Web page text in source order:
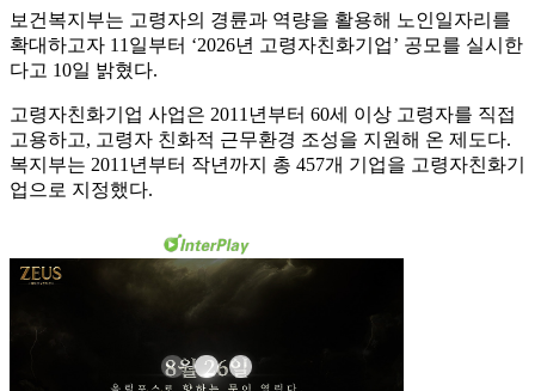
보건복지부는 고령자의 경륜과 역량을 활용해 노인일자리를
확대하고자 11일부터 ‘2026년 고령자친화기업’ 공모를 실시한
다고 10일 밝혔다.
고령자친화기업 사업은 2011년부터 60세 이상 고령자를 직접
고용하고, 고령자 친화적 근무환경 조성을 지원해 온 제도다.
복지부는 2011년부터 작년까지 총 457개 기업을 고령자친화기
업으로 지정했다.